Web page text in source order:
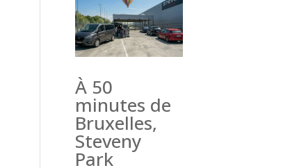
À 50
minutes de
Bruxelles,
Steveny
Park